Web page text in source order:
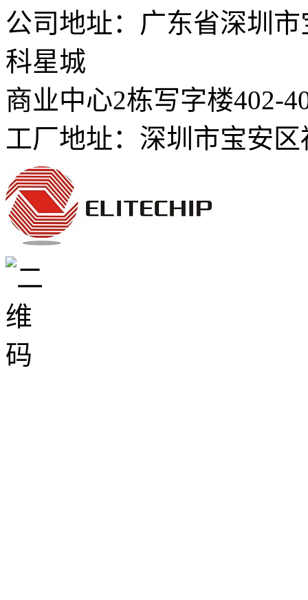
公司地址：广东省深圳
科星城
商业中心2栋写字楼402-
工厂地址：深圳市宝安